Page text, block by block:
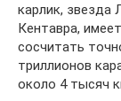
карлик, звезда
Кентавра,
сосчитать
триллионов
около 4 тысяч